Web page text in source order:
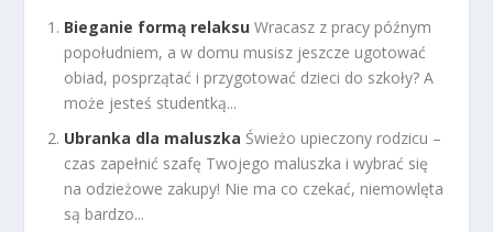
Bieganie formą relaksu Wracasz z pracy późnym
popołudniem, a w domu musisz jeszcze ugotować
obiad, posprzątać i przygotować dzieci do szkoły? A
może jesteś studentką...
Ubranka dla maluszka Świeżo upieczony rodzicu –
czas zapełnić szafę Twojego maluszka i wybrać się
na odzieżowe zakupy! Nie ma co czekać, niemowlęta
są bardzo...